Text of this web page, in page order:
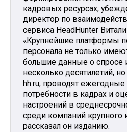
кадровых ресурсах,
директор по
сервиса HeadHunter
«Крупнейшие платформы
персонала не только
большие данные о спросе
несколько десятилетий,
hh.ru, проводят
потребности в кадрах и
настроений в
среди компаний крупного
рассказал он изданию.